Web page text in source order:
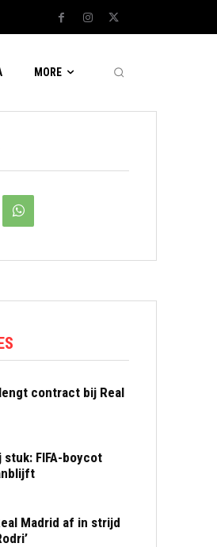
MORE
contract bij Real
stuk: FIFA-boycot
Madrid af in strijd